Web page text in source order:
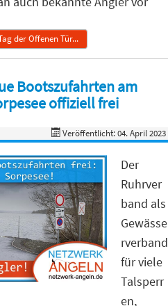
der Offenen Tür...
Bootszufahrten am
offiziell frei
Veröffentlicht: 04. April 2023
Der
Ruhrver
band als
Gewässe
rverband
für viele
Talsperr
en,